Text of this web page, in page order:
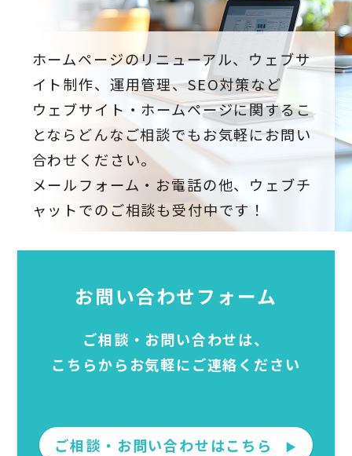
ホームページのリニューアル、ウェブサ
イト制作、運用管理、SEO対策など
ウェブサイト・ホームページに関するこ
とならどんなご相談でもお気軽にお問い
合わせください。
メールフォーム・お電話の他、ウェブチ
ャットでのご相談も受付中です！
お問い合わせフォーム
ご相談・お問い合わせは、
こちらからお気軽にご連絡ください
ご相談・お問い合わせはこちら ▶